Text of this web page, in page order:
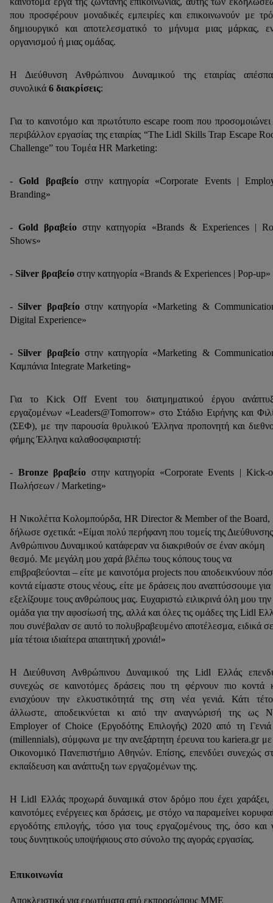
που προσφέρουν μοναδικές εμπειρίες και επικοινωνούν με
δημιουργικό και αποτελεσματικό το μήνυμα μιας μάρκας,
οργανισμού ή μιας ομάδας.
Η Διεύθυνση Ανθρώπινου Δυναμικού της εταιρίας
συνολικά 6 διακρίσεις:
Για το καινοτόμο και πρωτότυπο escape room που προσομοιώνει
περιβάλλον εργασίας της εταιρίας “The Lidl Skills Trap Escape
Challenge” του Τομέα HR Marketing:
-Gold βραβείοστην κατηγορία «Corporate Events |
Branding»
-Gold βραβείο στην κατηγορία «Brands & Experiences |
Shows»
- Silver βραβείο στην κατηγορία «Brands & Experiences | Pop-up»
- Silver βραβείοστην κατηγορία «Marketing &
Digital Experience»
- Silver βραβείοστην κατηγορία «Marketing &
Καμπάνια Integrate Marketing»
Για το Kick Off Event του διατμηματικού έργου
εργαζομένων «Leaders@Tomorrow» στο Στάδιο Ειρήνης και
(ΣΕΦ), με την παρουσία θρυλικού Έλληνα προπονητή και
φήμης Έλληνα καλαθοσφαιριστή:
- Bronzeβραβείο στην κατηγορία «Corporate Events | Kick-
Πωλήσεων / Marketing»
Η Νικολέττα Κολομπούρδα, HR Director & Member of the Board,
δήλωσε σχετικά: «Είμαι πολύ περήφανη που τομείς της Διεύθυνσης
Ανθρώπινου Δυναμικού κατάφεραν να διακριθούν σε έναν ακόμη
θεσμό. Με μεγάλη μου χαρά βλέπω τους κόπους τους να
επιβραβεύονται – είτε με καινοτόμα projects που αποδεικνύουν
κοντά είμαστε στους νέους, είτε με δράσεις που αναπτύσσουμε για
εξελίξουμε τους ανθρώπους μας. Ευχαριστώ ειλικρινά όλη μου την
ομάδα για την αφοσίωσή της, αλλά και όλες τις ομάδες της Lidl
που συνέβαλαν σε αυτό το πολυβραβευμένο αποτέλεσμα, ειδικά σε
μία τέτοια ιδιαίτερα απαιτητική χρονιά!»
Η Διεύθυνση Ανθρώπινου Δυναμικού της Lidl Ελλάς
συνεχώς σε καινοτόμες δράσεις που τη φέρνουν πιο κοντά
ενισχύουν την ελκυστικότητά της στη νέα γενιά. Κάτι
άλλωστε, αποδεικνύεται κι από την αναγνώρισή της ως
Employer of Choice (Εργοδότης Επιλογής) 2020 από τη
(millennials), σύμφωνα με την ανεξάρτητη έρευνα του kariera.gr με
Οικονομικό Πανεπιστήμιο Αθηνών. Επίσης, επενδύει συνεχώς
εκπαίδευση και ανάπτυξη των εργαζομένων της.
Η Lidl Ελλάς προχωρά δυναμικά στον δρόμο που έχει χαράξει,
καινοτόμες ενέργειες και δράσεις, με στόχο να παραμείνει
εργοδότης επιλογής, τόσο για τους εργαζομένους της, όσο και
τους δυνητικούς υποψήφιους στο σύνολο της αγοράς εργασίας.
Επικοινωνία
Αποκλειστικά για ερωτήματα από εκπροσώπους ΜΜΕ